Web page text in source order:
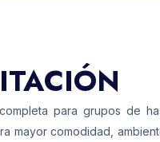
para grupos de
mayor comodidad,